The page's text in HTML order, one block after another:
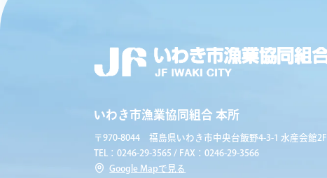
いわき市漁業協同組合 本所
〒970-8044 福島県いわき市中央台飯野4-3-1 水産会館2F
TEL：0246-29-3565 / FAX：0246-29-3566
Google Mapで見る